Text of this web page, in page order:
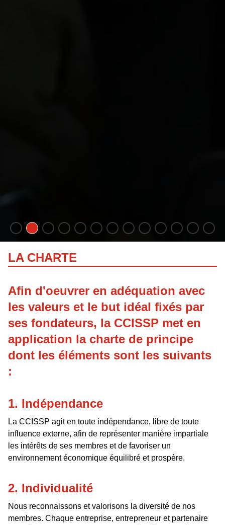
LA CHARTE
Afin d'oeuvrer en adéquation avec
les valeurs et le but idéal fixés par
ses fondateurs, la CCISSP met en
application la charte de principe
dont les éléments sont les suivants
:
1. Indépendance
La CCISSP agit en toute indépendance, libre de toute
influence externe, afin de représenter manière impartiale
les intérêts de ses membres et de favoriser un
environnement économique équilibré et prospère.
2. Individualité
Nous reconnaissons et valorisons la diversité de nos
membres. Chaque entreprise, entrepreneur et partenaire